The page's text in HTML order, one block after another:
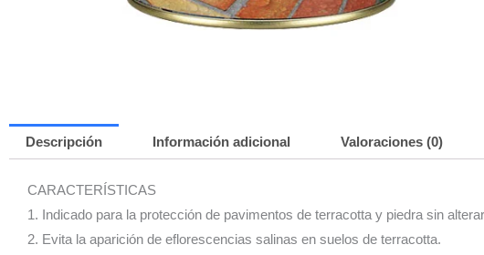
Descripción Información adicional Valoraciones (0)
CARACTERÍSTICAS
1. Indicado para la protección de pavimentos de terracotta y piedra sin
2. Evita la aparición de eflorescencias salinas en suelos de terracotta.